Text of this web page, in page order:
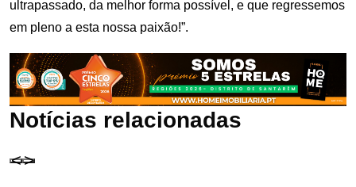
ultrapassado, da melhor forma possível, e que regressemos
em pleno a esta nossa paixão!”.
Notícias relacionadas